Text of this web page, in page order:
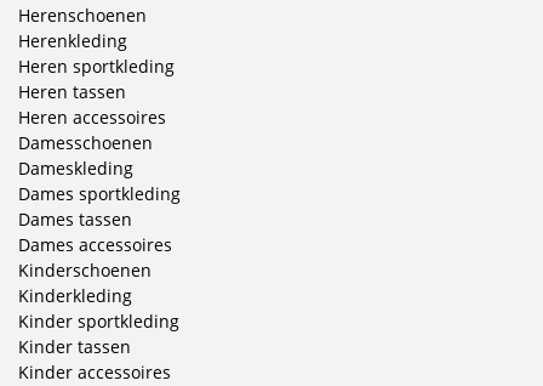
Herenschoenen
Herenkleding
Heren sportkleding
Heren tassen
Heren accessoires
Damesschoenen
Dameskleding
Dames sportkleding
Dames tassen
Dames accessoires
Kinderschoenen
Kinderkleding
Kinder sportkleding
Kinder tassen
Kinder accessoires